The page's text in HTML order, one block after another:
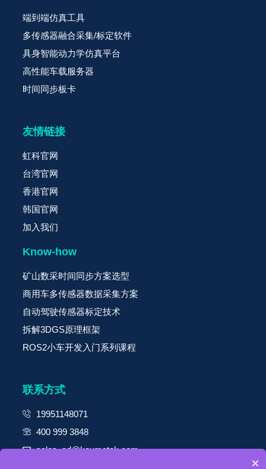
端到端仿真工具
多传感器融合采集/标定软件
具身智能动力学仿真平台
高性能车载服务器
时间同步板卡
友情链接
虹科官网
台湾官网
香港官网
韩国官网
加入我们
Know-how
矿山数采时间同步方案选型
商用车多传感器数据采集方案
自动驾驶传感器标定技术
拆解3DGS原理框架
ROS2小车开发入门系列课程
联系方式
19951148071
400 999 3848
sales_ad@keymotek.com
×